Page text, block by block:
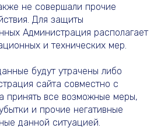
не совершали прочие
Для защиты
Администрация располагает
и технических мер.
будут утрачены либо
сайта совместно с
принять все возможные меры,
и прочие негативные
данной ситуацией.